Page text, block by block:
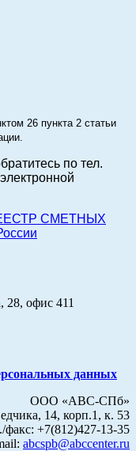
26 пункта 2 статьи
по тел.
СМЕТНЫХ
28, офис 411
данных
ООО «АВС-СПб»
14, корп.1, к. 53
факс: +7(812)427-13-35
abcspb@abccenter.ru